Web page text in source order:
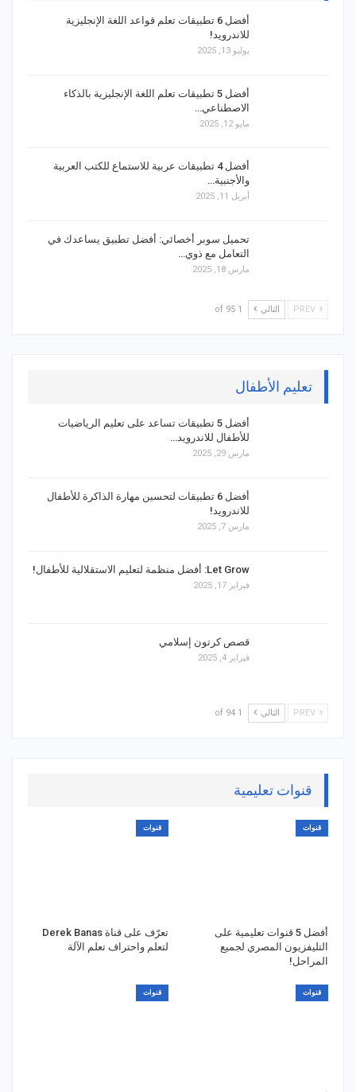
أفضل 6 تطبيقات تعلم قواعد اللغة الإنجليزية
للاندرويد!
يوليو 13, 2025
أفضل 5 تطبيقات تعلم اللغة الإنجليزية بالذكاء
الاصطناعي…
مايو 12, 2025
أفضل 4 تطبيقات عربية للاستماع للكتب العربية
والأجنبية…
أبريل 11, 2025
تحميل سوبر أخصائي: أفضل تطبيق يساعدك في
التعامل مع ذوي…
مارس 18, 2025
التالي 1 of 95
تعليم الأطفال
أفضل 5 تطبيقات تساعد على تعليم الرياضيات
للأطفال للاندرويد…
مارس 29, 2025
أفضل 6 تطبيقات لتحسين مهارة الذاكرة للأطفال
للاندرويد!
مارس 7, 2025
Let Grow: أفضل منظمة لتعليم الاستقلالية للأطفال!
فبراير 17, 2025
قصص كرتون إسلامي
فبراير 4, 2025
التالي 1 of 94
قنوات تعليمية
قنوات
أفضل 5 قنوات تعليمية على
التليفزيون المصري لجميع
المراحل!
قنوات
تعرّف على قناة Derek Banas
لتعلم واحتراف تعلم الآلة
قنوات قنوات